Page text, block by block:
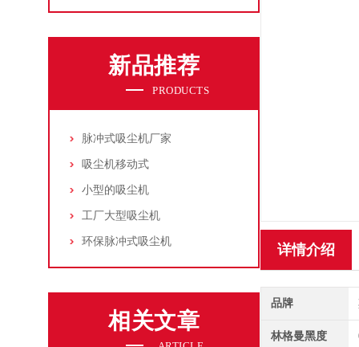
新品推荐
PRODUCTS
脉冲式吸尘机厂家
吸尘机移动式
小型的吸尘机
工厂大型吸尘机
环保脉冲式吸尘机
相关文章
详情介绍
品牌
林格曼黑度